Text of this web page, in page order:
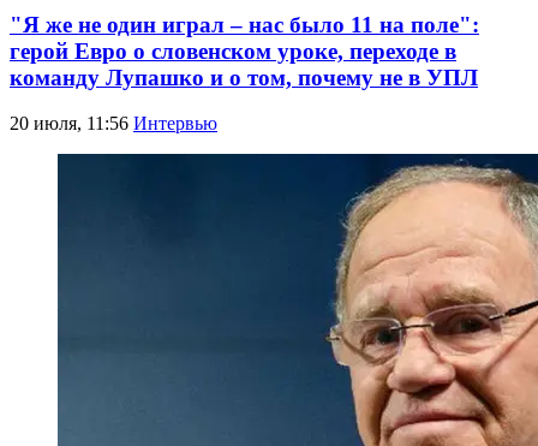
"Я же не один играл – нас было 11 на поле":
герой Евро о словенском уроке, переходе в
команду Лупашко и о том, почему не в УПЛ
20 июля, 11:56 Интервью